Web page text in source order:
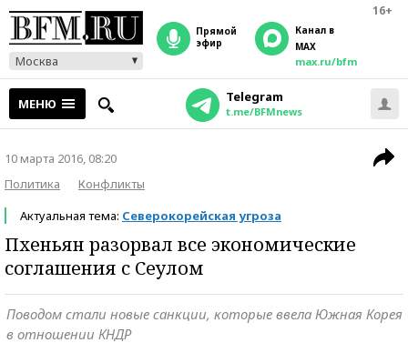
16+
Москва
прямой
эфир
Канал в
MAX
max.ru/bfm
МЕНЮ Telegram
t.me/BFMnews
10 марта 2016, 08:20
Политика
Конфликты
Актуальная тема: Северокорейская угроза
Пхеньян разорвал все экономические
соглашения с Сеулом
Поводом стали новые санкции, которые ввела Южная Корея
в отношении КНДР